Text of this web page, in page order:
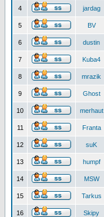
4 jardag
5 BV
6 dustin
7 Kuba4
8 mrazik
9 Ghost
10 merhaut
11 Franta
12 suK
13 humpf
14 MSW
15 Tarkus
16 Skipy